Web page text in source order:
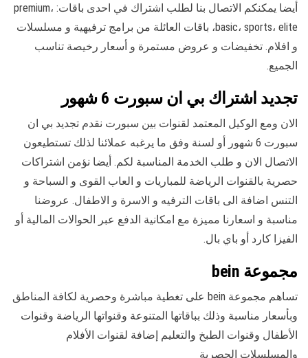
أيضا يمكنكم الاتصال بنا لطلب اشتراك في احدى باقات: premium،
basic، sports، elite، باقات العائلة من برامج ترفيهية و مسلسلات
و افلام. تخفيضات و عروض مستمرة و أسعار رخيصة تناسب
الجميع.
تجديد اشتراك بي ان سبورت 6 شهور
الان ومع الوكيل المعتمد لقنوات بين سبورت نقدم تجديد بي ان
سبورت 6 شهور أو لسنة وفق ما يرغبه عملائنا لذلك تستطيعون
الاتصال الان و طلب الخدمة المناسبة لكم. أيضا نؤمن اشتراكات
حصرية بالقنوات الرياضة للمباريات و العاب القوى و السباحة و
التنس اضافة الى باقات الترفيه و الاسرة و الاطفال. عروضنا
مناسبة و اسعارنا مميزة مع امكانية الدفع عبر الحوالات المالية أو
الفيزا كارد أو باي بال.
مجموعة bein
تساهم مجموعة bein على تغطية مباشرة وحصرية لكافة المناطق
وبأسعار مناسبة وذلك بباقاتها المتنوعة وقنواتها الرياضة وقنوات
الأطفال وقنوات الطبخ والتعليم إضافة لقنوات الأفلام
والمسلسلات الحصرية